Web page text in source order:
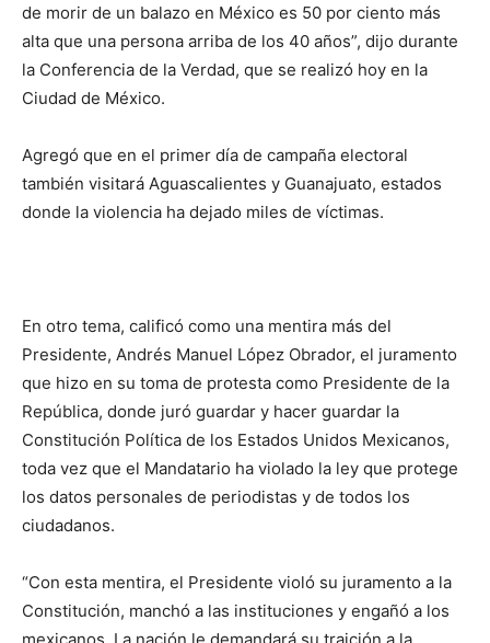
de morir de un balazo en México es 50 por ciento más
alta que una persona arriba de los 40 años”, dijo durante
la Conferencia de la Verdad, que se realizó hoy en la
Ciudad de México.
Agregó que en el primer día de campaña electoral
también visitará Aguascalientes y Guanajuato, estados
donde la violencia ha dejado miles de víctimas.
En otro tema, calificó como una mentira más del
Presidente, Andrés Manuel López Obrador, el juramento
que hizo en su toma de protesta como Presidente de la
República, donde juró guardar y hacer guardar la
Constitución Política de los Estados Unidos Mexicanos,
toda vez que el Mandatario ha violado la ley que protege
los datos personales de periodistas y de todos los
ciudadanos.
“Con esta mentira, el Presidente violó su juramento a la
Constitución, manchó a las instituciones y engañó a los
mexicanos. La nación le demandará su traición a la